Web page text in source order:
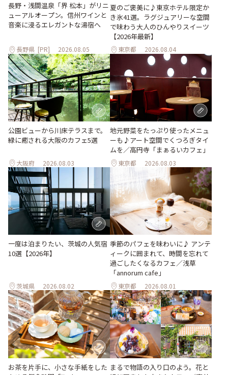
長野・浅間温泉「界 松本」がリニ
ューアルオープン。信州ワインと
音楽に浸るエレガントな湯宿へ
長野県 [PR] 2026.08.05
夏のご褒美に♪東京ホテル限定か
き氷41選。ラグジュアリーな空間
で味わう大人のひんやりスイーツ
【2026年最新】
東京都 2026.08.04
公園ビューから川床テラスまで。
緑に癒される大阪のカフェ5選
大阪府 2026.08.03
地元野菜をたっぷり使ったメニュ
ーも♪アート空間でくつろぎタイ
ムを／高円寺「まぁるいカフェ」
東京都 2026.08.03
一度は泊まりたい、茨城の人気宿
10選【2026年】
茨城県 2026.08.02
季節のパフェを味わいに♪ アンテ
ィークに囲まれて、時間を忘れて
過ごしたくなるカフェ／浅草
「annorum cafe」
東京都 2026.08.01
お茶を片手に、小さな手紙をした まるで物語の入り口のよう。花と